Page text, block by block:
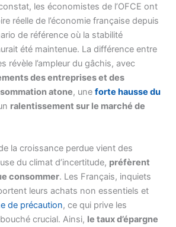
les économistes de l’OFCE ont
réelle de l’économie française depuis
de référence où la stabilité
été maintenue. La différence entre
révèle l’ampleur du gâchis, avec
des entreprises et des
atone, uneforte hausse du
ralentissement sur le marché de
la croissance perdue vient des
du climat d’incertitude, préfèrent
consommer. Les Français, inquiets
leurs achats non essentiels et
de précaution, ce qui prive les
crucial. Ainsi, le taux d’épargne